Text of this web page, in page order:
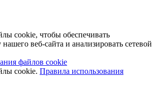
cookie, чтобы обеспечивать
веб-сайта и анализировать сетевой
файлов cookie
cookie. Правила использования